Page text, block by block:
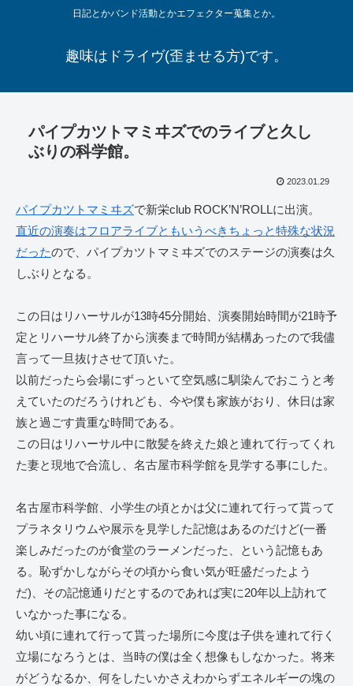
日記とかバンド活動とかエフェクター蒐集とか。
趣味はドライヴ(歪ませる方)です。
パイプカツトマミヰズでのライブと久し
ぶりの科学館。
2023.01.29
パイプカツトマミヰズで新栄club ROCK’N’ROLLに出演。
直近の演奏はフロアライブともいうべきちょっと特殊な状況
だったので、パイプカツトマミヰズでのステージの演奏は久
しぶりとなる。
この日はリハーサルが13時45分開始、演奏開始時間が21時予
定とリハーサル終了から演奏まで時間が結構あったので我儘
言って一旦抜けさせて頂いた。
以前だったら会場にずっといて空気感に馴染んでおこうと考
えていたのだろうけれども、今や僕も家族がおり、休日は家
族と過ごす貴重な時間である。
この日はリハーサル中に散髪を終えた娘と連れて行ってくれ
た妻と現地で合流し、名古屋市科学館を見学する事にした。
名古屋市科学館、小学生の頃とかは父に連れて行って貰って
プラネタリウムや展示を見学した記憶はあるのだけど(一番
楽しみだったのが食堂のラーメンだった、という記憶もあ
る。恥ずかしながらその頃から食い気が旺盛だったよう
だ)、その記憶通りだとするのであれば実に20年以上訪れて
いなかった事になる。
幼い頃に連れて行って貰った場所に今度は子供を連れて行く
立場になろうとは、当時の僕は全く想像もしなかった。将来
がどうなるか、何をしたいかさえわからずエネルギーの塊の